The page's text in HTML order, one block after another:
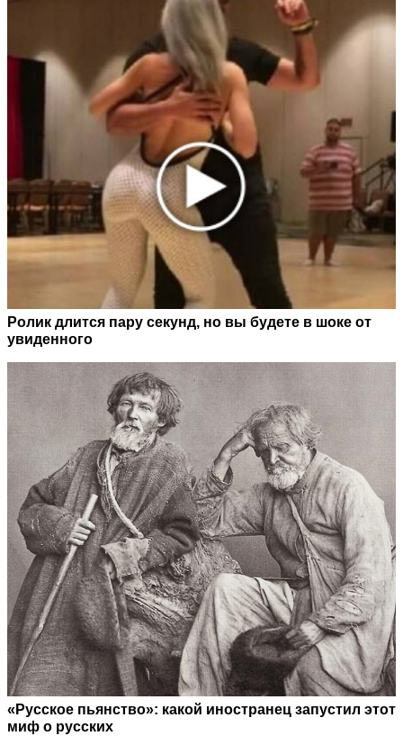
Ролик длится пару секунд, но вы будете в шоке от
увиденного
«Русское пьянство»: какой иностранец запустил этот
миф о русских